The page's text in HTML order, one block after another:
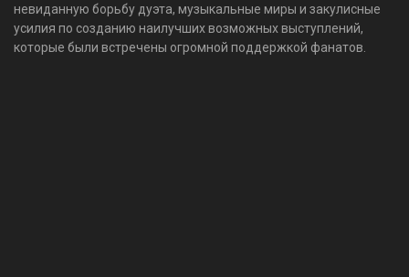
невиданную борьбу дуэта, музыкальные миры и закулисные
усилия по созданию наилучших возможных выступлений,
которые были встречены огромной поддержкой фанатов.